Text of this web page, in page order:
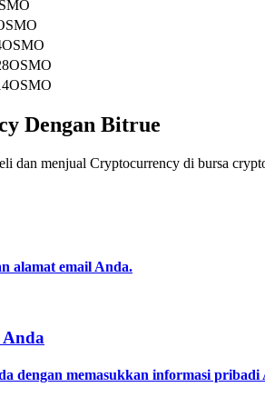
dan komisi copy trading
info perdagangan, dll.
OSMO
OSMO
OSMO
Dengan Bitrue
dan menjual Cryptocurrency di bursa
alamat email Anda.
dengan memasukkan informasi